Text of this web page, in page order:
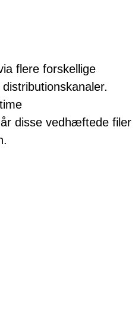
flere forskellige
disse vedhæftede filer